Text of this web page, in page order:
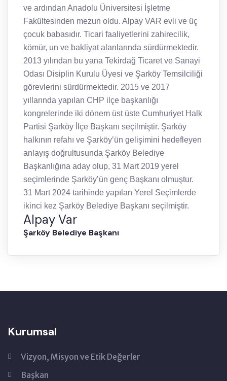
ve ardından Anadolu Üniversitesi İşletme
Fakültesinden mezun oldu. Alpay VAR evli ve üç
çocuk babasıdır. Ticari faaliyetlerini zahirecilik,
kömür, un ve bakliyat alanlarında sürdürmektedir.
2013 yılından bu yana Tekirdağ Ticaret ve Sanayi
Odası Disiplin Kurulu Üyesi ve Şarköy Temsilciliği
görevlerini sürdürmektedir. 2015 ve 2017
yıllarında yapılan CHP ilçe başkanlığı
kongrelerinde iki dönem üst üste Cumhuriyet Halk
Partisi Şarköy İlçe Başkanı seçilmiştir. Şarköy
halkının refahı ve Şarköy’ün gelişimini hedefleyen
anlayış doğrultusunda Şarköy Belediye
Başkanlığına aday olup, 31 Mart 2019 yerel
seçimlerinde Şarköy’ün genç Başkanı olmuştur.
31 Mart 2024 tarihinde yapılan Yerel Seçimlerde
ikinci kez Şarköy Belediye Başkanı seçilmiştir.
Alpay Var
Şarköy Belediye Başkanı
Kurumsal
Vizyon, Misyon ve Etik Değerler
Başkan